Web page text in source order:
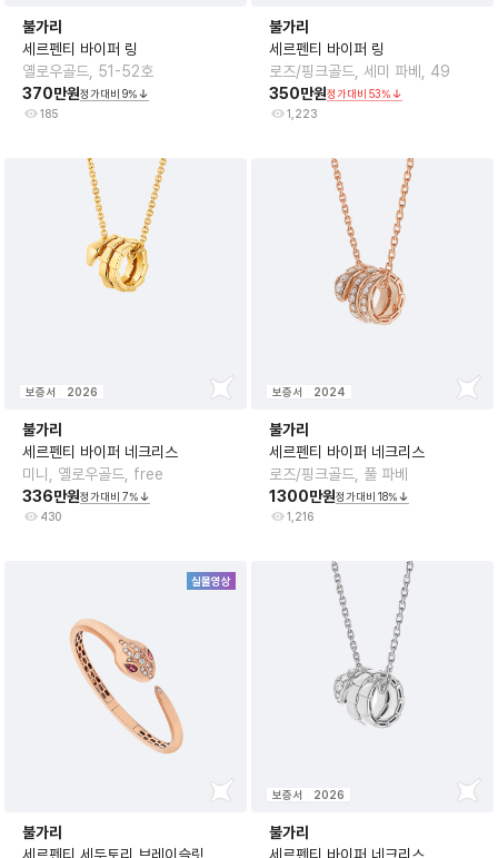
불가리
세르펜티 바이퍼 링
옐로우골드, 51-52호
370만원정가대비 9%
185
불가리
세르펜티 바이퍼 링
로즈/핑크골드, 세미 파베, 49
350만원정가대비 53%
1,223
보증서 2026
불가리
세르펜티 바이퍼 네크리스
미니, 옐로우골드, free
336만원정가대비 7%
430
보증서 2024
불가리
세르펜티 바이퍼 네크리스
로즈/핑크골드, 풀 파베
1300만원정가대비 18%
1,216
실물영상
불가리
보증서 2026
불가리